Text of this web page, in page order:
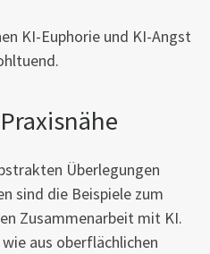
KI-Euphorie und KI-Angst
Überlegungen
sind die Beispiele zum
Zusammenarbeit mit KI.
aus oberflächlichen